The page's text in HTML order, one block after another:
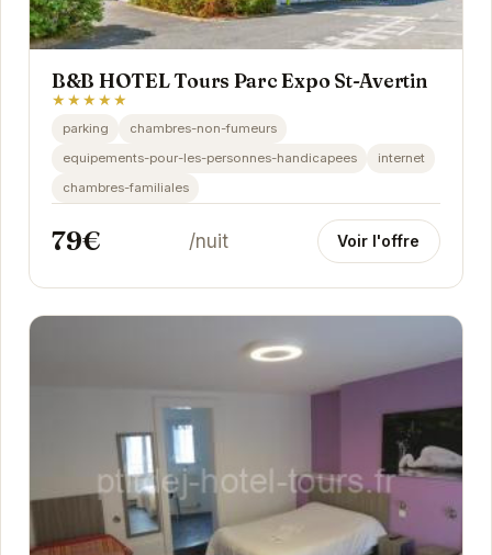
B&B HOTEL Tours Parc Expo St-Avertin
★★★★★
parking
chambres-non-fumeurs
equipements-pour-les-personnes-handicapees
internet
chambres-familiales
79€ /nuit Voir l'offre